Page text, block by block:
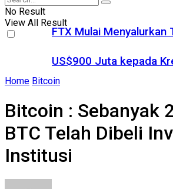
FTX Mulai Menyalurkan
US$900 Juta kepada
No Result
View All Result
Home Bitcoin
Bitcoin : Sebanyak
BTC Telah Dibeli
Institusi